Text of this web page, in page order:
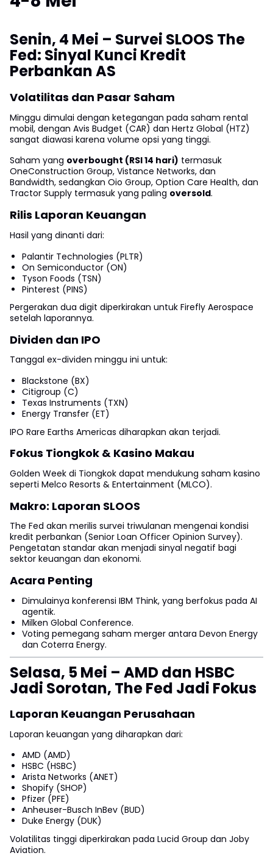
Senin, 4 Mei – Survei SLOOS The
Fed: Sinyal Kunci Kredit
Perbankan AS
Volatilitas dan Pasar Saham
Minggu dimulai dengan ketegangan pada saham rental
mobil, dengan Avis Budget (CAR) dan Hertz Global (HTZ)
sangat diawasi karena volume opsi yang tinggi.
Saham yang overbought (RSI 14 hari) termasuk
OneConstruction Group, Vistance Networks, dan
Bandwidth, sedangkan Oio Group, Option Care Health, dan
Tractor Supply termasuk yang paling oversold.
Rilis Laporan Keuangan
Hasil yang dinanti dari:
Palantir Technologies (PLTR)
On Semiconductor (ON)
Tyson Foods (TSN)
Pinterest (PINS)
Pergerakan dua digit diperkirakan untuk Firefly Aerospace
setelah laporannya.
Dividen dan IPO
Tanggal ex-dividen minggu ini untuk:
Blackstone (BX)
Citigroup (C)
Texas Instruments (TXN)
Energy Transfer (ET)
IPO Rare Earths Americas diharapkan akan terjadi.
Fokus Tiongkok & Kasino Makau
Golden Week di Tiongkok dapat mendukung saham kasino
seperti Melco Resorts & Entertainment (MLCO).
Makro: Laporan SLOOS
The Fed akan merilis survei triwulanan mengenai kondisi
kredit perbankan (Senior Loan Officer Opinion Survey).
Pengetatan standar akan menjadi sinyal negatif bagi
sektor keuangan dan ekonomi.
Acara Penting
Dimulainya konferensi IBM Think, yang berfokus pada AI
agentik.
Milken Global Conference.
Voting pemegang saham merger antara Devon Energy
dan Coterra Energy.
Selasa, 5 Mei – AMD dan HSBC
Jadi Sorotan, The Fed Jadi Fokus
Laporan Keuangan Perusahaan
Laporan keuangan yang diharapkan dari:
AMD (AMD)
HSBC (HSBC)
Arista Networks (ANET)
Shopify (SHOP)
Pfizer (PFE)
Anheuser-Busch InBev (BUD)
Duke Energy (DUK)
Volatilitas tinggi diperkirakan pada Lucid Group dan Joby
Aviation.